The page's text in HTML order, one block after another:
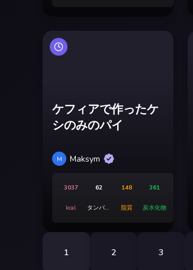
ケフィアで作ったケ
シのみのパイ
M Maksym
3037
kcal
62
タンパク
148
脂質
361
炭水化物
1 2 3